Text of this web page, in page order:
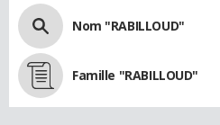
Nom "RABILLOUD"
Famille "RABILLOUD"